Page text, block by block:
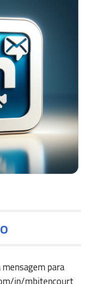
para
in/mbitencourt